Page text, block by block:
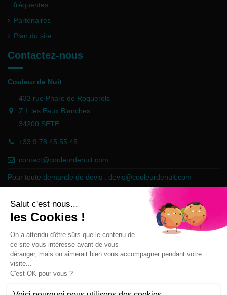
fréquentes
Partenaires
Plan du site
Contactez-nous
Couleur de Nuit
433 rue Phare de Roquerols
Z.I. les Eaux Blanches
34200 SETE
+33 9 78 45 55 45
contact@couleurdenuit.com
Pour toute demande de devis : devis@couleurdenuit.com
Marchand approuvé par la Société des Avis Garantis,cliquez ici pour
vérifier .
Follow us